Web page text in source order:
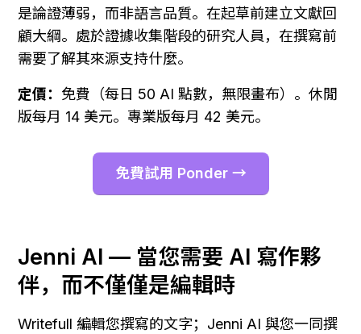
是論證薄弱，而非語言品質。在起草前建立文獻回
顧大綱。處於證據收集階段的研究人員，在撰寫前
需要了解其來源支持什麼。
定價： 免費（每日 50 AI 點數，無限畫布）。休閒
版每月 14 美元。專業版每月 42 美元。
免費試用 Ponder →
Jenni AI — 當您需要 AI 寫作夥
伴，而不僅僅是編輯時
Writefull 編輯您撰寫的文字；Jenni AI 與您一同撰